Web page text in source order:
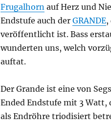
Frugalhornauf Herz und
Endstufe auch der GRANDE,
veröffentlicht ist. Bass
wunderten uns, welch
auftat.
Der Grande ist eine von
Ended Endstufe mit 3 Watt,
als Endröhre triodisiert